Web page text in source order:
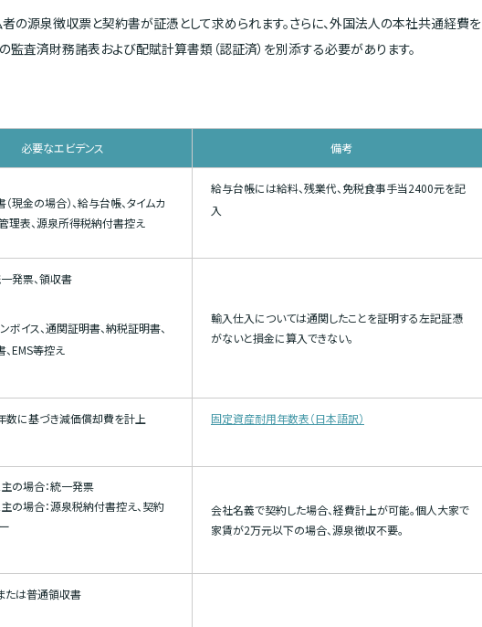
者の源泉徴収票と契約書が証憑として求められます。さらに、外国法人の本社共通経費を
監査済財務諸表および配賦計算書類（認証済）を別添する必要があります。
必要なエビデンス 備考
現金の場合）、給与台帳、タイムカ
理表、源泉所得税納付書控え
給与台帳には給料、残業代、免税食事手当2400元を記
入
発票、領収書
ボイス、通関証明書、納税証明書、
EMS等控え
輸入仕入については通関したことを証明する左記証憑
がないと損金に算入できない。
数に基づき減価償却費を計上 固定資産耐用年数表（日本語訳）
の場合：統一発票
の場合：源泉税納付書控え、契約
会社名義で契約した場合、経費計上が可能。個人大家で
家賃が2万元以下の場合、源泉徴収不要。
たは普通領収書